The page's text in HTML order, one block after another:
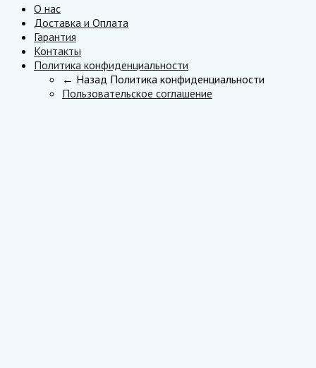
О нас
Доставка и Оплата
Гарантия
Контакты
Политика конфиденциальности
← Назад Политика конфиденциальности
Пользовательское соглашение